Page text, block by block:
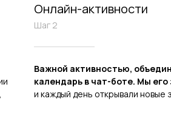
Онлайн-активности
Шаг 2
Важной активностью,
календарь в чат-боте. Мы его
и каждый день открывали новые